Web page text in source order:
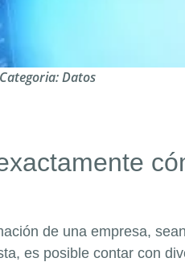
Categoria:Datos
de una empresa,
es posible contar con